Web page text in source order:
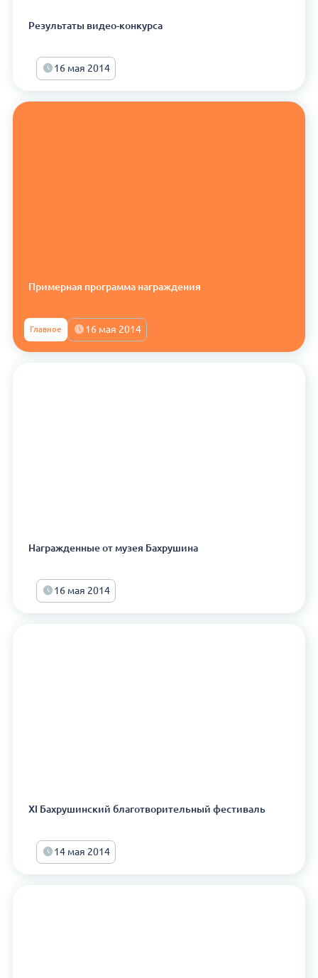
Результаты видео-конкурса
16 мая 2014
Примерная программа награждения
Главное 16 мая 2014
Награжденные от музея Бахрушина
16 мая 2014
XI Бахрушинский благотворительный фестиваль
14 мая 2014